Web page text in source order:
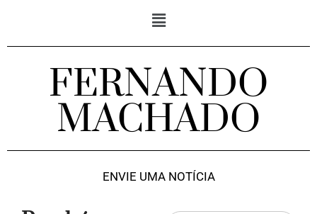
FERNANDO
MACHADO
ENVIE UMA NOTÍCIA